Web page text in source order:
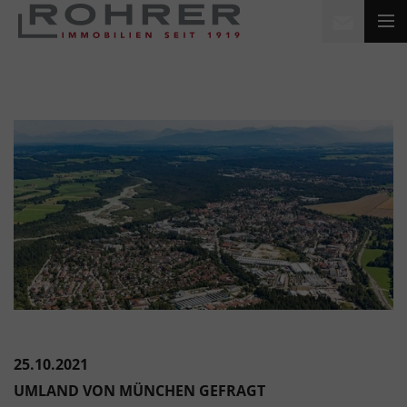
25.10.2021
UMLAND VON MÜNCHEN GEFRAGT